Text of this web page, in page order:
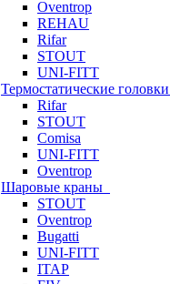
Oventrop
REHAU
Rifar
STOUT
UNI-FITT
Термостатические головки
Rifar
STOUT
Comisa
UNI-FITT
Oventrop
Шаровые краны
STOUT
Oventrop
Bugatti
UNI-FITT
ITAP